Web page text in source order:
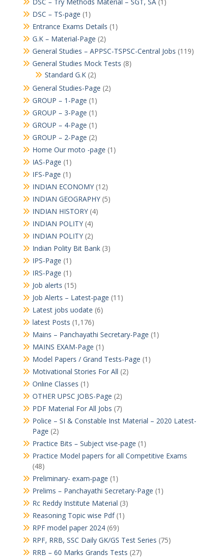
DSC – TS-page (1)
Entrance Exams Details (1)
G.K – Material-Page (2)
General Studies – APPSC-TSPSC-Central Jobs (119)
General Studies Mock Tests (8)
Standard G.K(2)
General Studies-Page (2)
GROUP – 1-Page (1)
GROUP – 3-Page (1)
GROUP – 4-Page (1)
GROUP – 2-Page (2)
Home Our moto -page (1)
IAS-Page (1)
IFS-Page (1)
INDIAN ECONOMY(12)
INDIAN GEOGRAPHY(5)
INDIAN HISTORY(4)
INDIAN POLITY(4)
INDIAN POLITY(2)
Indian Polity Bit Bank(3)
IPS-Page (1)
IRS-Page (1)
Job alerts (15)
Job Alerts – Latest-page (11)
Latest jobs uodate (6)
latest Posts (1,176)
Mains – Panchayathi Secretary-Page (1)
MAINS EXAM-Page (1)
Model Papers / Grand Tests-Page (1)
Motivational Stories For All (2)
Online Classes (1)
OTHER UPSC JOBS-Page (2)
PDF Material For All Jobs (7)
Police – SI & Constable Inst Material – 2020 Latest-
Page (2)
Practice Bits – Subject vise-page (1)
Practice Model papers for all Competitive Exams
(48)
Preliminary- exam-page (1)
Prelims – Panchayathi Secretary-Page (1)
Rc Reddy Institute Material (3)
Reasoning Topic wise Pdf(1)
RPF model paper 2024(69)
RPF, RRB, SSC Daily GK/GS Test Series (75)
RRB – 60 Marks Grands Tests (27)